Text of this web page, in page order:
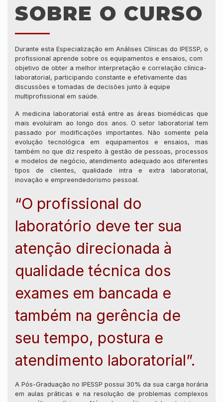
SOBRE O CURSO
Durante esta Especialização em Análises Clínicas do IPESSP, o
profissional aprende sobre os equipamentos e ensaios, com
objetivo de obter a melhor interpretação e correlação clínica-
laboratorial, participando constante e efetivamente das
discussões e tomadas de decisões junto à equipe
multiprofissional em saúde.
A medicina laboratorial está entre as áreas biomédicas que
mais evoluíram ao longo dos anos. O setor laboratorial tem
passado por modificações importantes. Não somente pela
evolução tecnológica em equipamentos e ensaios, mas
também no que diz respeito à gestão de pessoas, processos
e modelos de negócio, atendimento adequado aos diferentes
tipos de clientes, qualidade intra e extra laboratorial,
inovação e empreendedorismo pessoal.
“O profissional do
laboratório deve ter sua
atenção direcionada à
qualidade técnica dos
exames em bancada e
também na gerência de
seu tempo, postura e
atendimento laboratorial”.
A Pós-Graduação no IPESSP possui 30% da sua carga horária
em aulas práticas e na resolução de problemas complexos